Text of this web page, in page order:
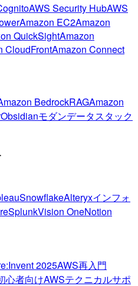
AWS Security HubAWS
Amazon EC2Amazon
QuickSightAmazon
CloudFrontAmazon Connect
BedrockRAGAmazon
Obsidianモダンデータスタック
SnowflakeAlteryxインフォ
SplunkVision OneNotion
2025AWS再入門
心者向けAWSテクニカルサポ